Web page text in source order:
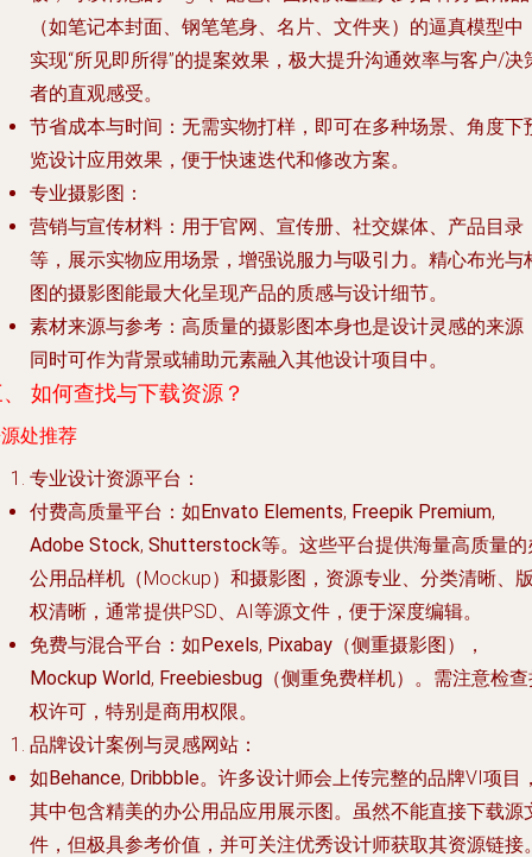
（如笔记本封面、钢笔笔身、名片、文件夹）的逼真模型中
实现“所见即所得”的提案效果，极大提升沟通效率与客户/决
者的直观感受。
节省成本与时间 ：无需实物打样，即可在多种场景、角度下
览设计应用效果，便于快速迭代和修改方案。
专业摄影图 ：
营销与宣传材料 ：用于官网、宣传册、社交媒体、产品目录
等，展示实物应用场景，增强说服力与吸引力。精心布光与
图的摄影图能最大化呈现产品的质感与设计细节。
素材来源与参考 ：高质量的摄影图本身也是设计灵感的来源
同时可作为背景或辅助元素融入其他设计项目中。
如何查找与下载资源？
处推荐
专业设计资源平台 ：
付费高质量平台 ：如Envato Elements, Freepik Premium,
Adobe Stock, Shutterstock等。这些平台提供海量高质量的
公用品样机（Mockup）和摄影图，资源专业、分类清晰、
权清晰，通常提供PSD、AI等源文件，便于深度编辑。
免费与混合平台 ：如Pexels, Pixabay （侧重摄影图），
Mockup World, Freebiesbug （侧重免费样机）。需注意检
权许可，特别是商用权限。
品牌设计案例与灵感网站 ：
如Behance, Dribbble。许多设计师会上传完整的品牌VI项目
其中包含精美的办公用品应用展示图。虽然不能直接下载源
件，但极具参考价值，并可关注优秀设计师获取其资源链接